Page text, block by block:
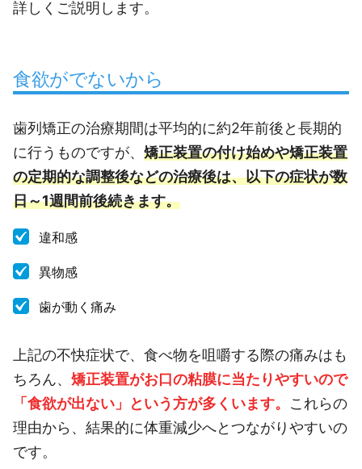
詳しくご説明します。
食欲がでないから
歯列矯正の治療期間は平均的に約2年前後と長期的
に行うものですが、 矯正装置の付け始めや矯正装置
の定期的な調整後などの治療後は、以下の症状が数
日～1週間前後続きます。
違和感
異物感
歯が動く痛み
上記の不快症状で、食べ物を咀嚼する際の痛みはも
ちろん、 矯正装置がお口の粘膜に当たりやすいので
「食欲が出ない」という方が多くいます。 これらの
理由から、結果的に体重減少へとつながりやすいの
です。